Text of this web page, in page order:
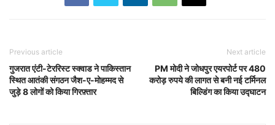
Previous article
गुजरात एंटी-टेररिस्ट स्क्वाड ने पाकिस्तान
स्थित आतंकी संगठन जैश-ए-मोहम्मद से
जुड़े 8 लोगों को किया गिरफ़्तार
Next article
PM मोदी ने जोधपुर एयरपोर्ट पर 480
करोड़ रुपये की लागत से बनी नई टर्मिनल
बिल्डिंग का किया उद्घाटन